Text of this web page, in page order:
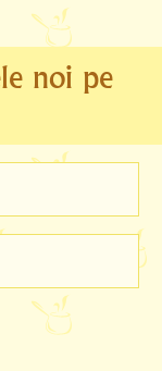
noi pe